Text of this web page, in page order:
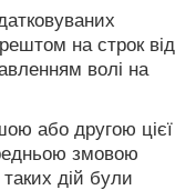
на строк від
волі на
або другою цієї
змовою
дій були